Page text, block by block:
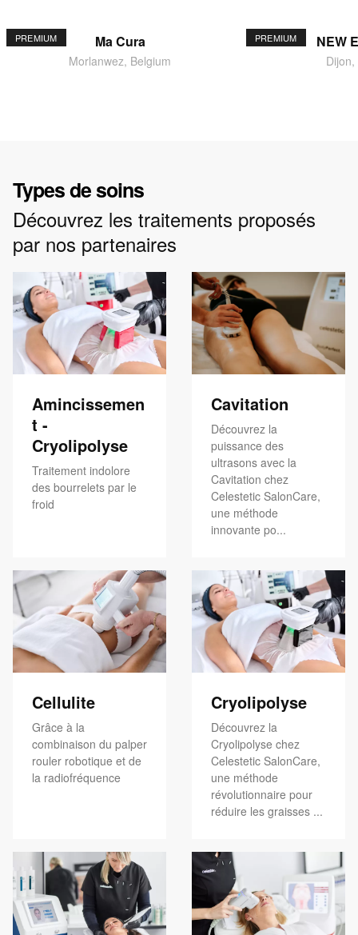
PREMIUM Ma Cura
Morlanwez, Belgium
PREMIUM NEW
Types de soins
Découvrez les traitements proposés
par nos partenaires
Amincissemen
t -
Cryolipolyse
Traitement indolore
des bourrelets par le
froid
Cavitation
Découvrez la
puissance des
ultrasons avec la
Cavitation chez
Celestetic SalonCare,
une méthode
innovante po...
Cellulite
Grâce à la
combinaison du palper
rouler robotique et de
la radiofréquence
Cryolipolyse
Découvrez la
Cryolipolyse chez
Celestetic SalonCare,
une méthode
révolutionnaire pour
réduire les graisses ...